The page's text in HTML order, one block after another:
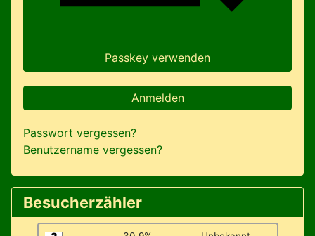
Passkey verwenden
Anmelden
Passwort vergessen?
Benutzername vergessen?
Besucherzähler